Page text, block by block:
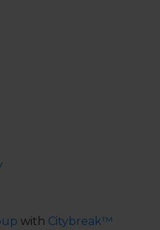
with Citybreak™